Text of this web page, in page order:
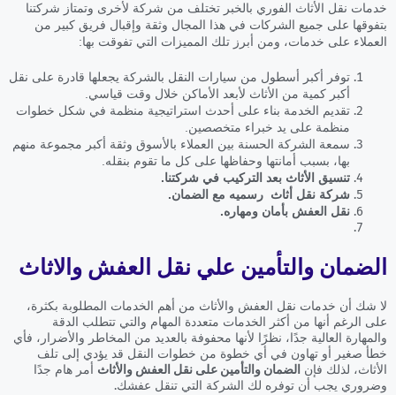
خدمات نقل الأثاث الفوري بالخبر تختلف من شركة لأخرى وتمتاز شركتنا
بتفوقها على جميع الشركات في هذا المجال وثقة وإقبال فريق كبير من
العملاء على خدمات، ومن أبرز تلك المميزات التي تفوقت بها:
توفر أكبر أسطول من سيارات النقل بالشركة يجعلها قادرة على نقل
أكبر كمية من الأثاث لأبعد الأماكن خلال وقت قياسي.
تقديم الخدمة بناء على أحدث استراتيجية منظمة في شكل خطوات
منظمة على يد خبراء متخصصين.
سمعة الشركة الحسنة بين العملاء بالأسوق وثقة أكبر مجموعة منهم
بها، بسبب أمانتها وحفاظها على كل ما تقوم بنقله.
تنسيق الأثاث بعد التركيب في شركتنا.
شركة نقل أثاث رسميه مع الضمان.
نقل العفش بأمان ومهاره.
الضمان والتأمين علي نقل العفش والاثاث
لا شك أن خدمات نقل العفش والأثاث من أهم الخدمات المطلوبة بكثرة،
على الرغم أنها من أكثر الخدمات متعددة المهام والتي تتطلب الدقة
والمهارة العالية جدًا، نظرًا لأنها محفوفة بالعديد من المخاطر والأضرار، فأي
خطأ صغير أو تهاون في أي خطوة من خطوات النقل قد يؤدي إلى تلف
الأثاث، لذلك فإن الضمان والتأمين على نقل العفش والأثاث أمر هام جدًا
وضروري يجب أن توفره لك الشركة التي تنقل عفشك.